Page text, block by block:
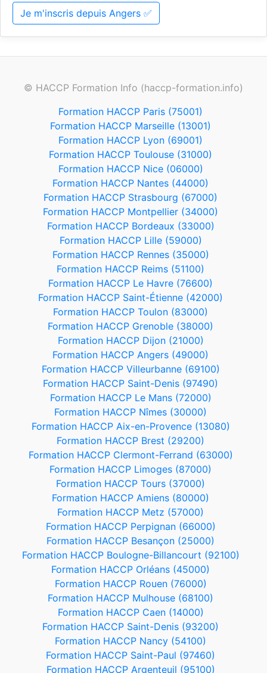
Je m'inscris depuis Angers ✅
© HACCP Formation Info (haccp-formation.info)
Formation HACCP Paris (75001)
Formation HACCP Marseille (13001)
Formation HACCP Lyon (69001)
Formation HACCP Toulouse (31000)
Formation HACCP Nice (06000)
Formation HACCP Nantes (44000)
Formation HACCP Strasbourg (67000)
Formation HACCP Montpellier (34000)
Formation HACCP Bordeaux (33000)
Formation HACCP Lille (59000)
Formation HACCP Rennes (35000)
Formation HACCP Reims (51100)
Formation HACCP Le Havre (76600)
Formation HACCP Saint-Étienne (42000)
Formation HACCP Toulon (83000)
Formation HACCP Grenoble (38000)
Formation HACCP Dijon (21000)
Formation HACCP Angers (49000)
Formation HACCP Villeurbanne (69100)
Formation HACCP Saint-Denis (97490)
Formation HACCP Le Mans (72000)
Formation HACCP Nîmes (30000)
Formation HACCP Aix-en-Provence (13080)
Formation HACCP Brest (29200)
Formation HACCP Clermont-Ferrand (63000)
Formation HACCP Limoges (87000)
Formation HACCP Tours (37000)
Formation HACCP Amiens (80000)
Formation HACCP Metz (57000)
Formation HACCP Perpignan (66000)
Formation HACCP Besançon (25000)
Formation HACCP Boulogne-Billancourt (92100)
Formation HACCP Orléans (45000)
Formation HACCP Rouen (76000)
Formation HACCP Mulhouse (68100)
Formation HACCP Caen (14000)
Formation HACCP Saint-Denis (93200)
Formation HACCP Nancy (54100)
Formation HACCP Saint-Paul (97460)
Formation HACCP Argenteuil (95100)